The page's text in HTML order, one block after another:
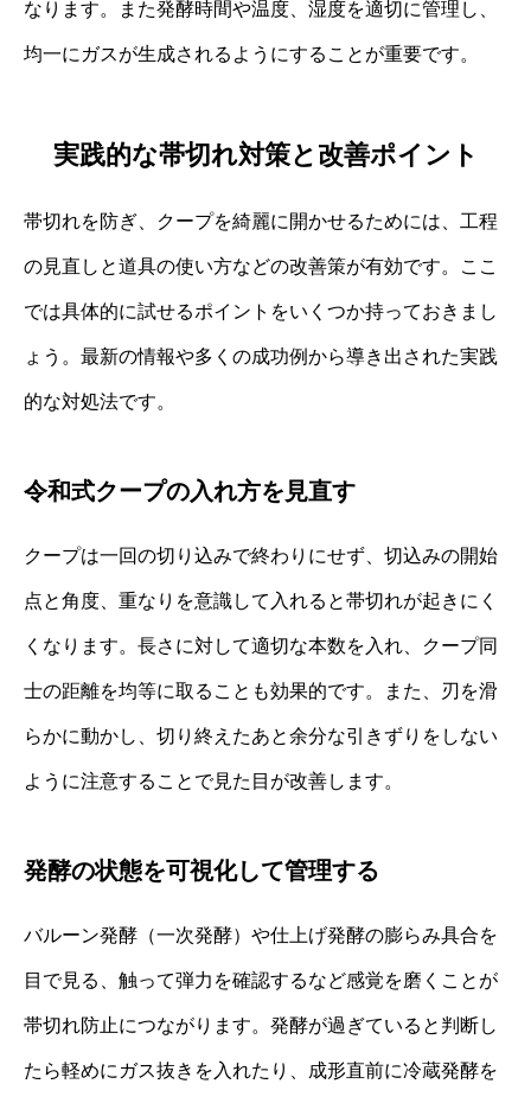
なります。また発酵時間や温度、湿度を適切に管理し、
均一にガスが生成されるようにすることが重要です。
実践的な帯切れ対策と改善ポイント
帯切れを防ぎ、クープを綺麗に開かせるためには、工程
の見直しと道具の使い方などの改善策が有効です。ここ
では具体的に試せるポイントをいくつか持っておきまし
ょう。最新の情報や多くの成功例から導き出された実践
的な対処法です。
令和式クープの入れ方を見直す
クープは一回の切り込みで終わりにせず、切込みの開始
点と角度、重なりを意識して入れると帯切れが起きにく
くなります。長さに対して適切な本数を入れ、クープ同
士の距離を均等に取ることも効果的です。また、刃を滑
らかに動かし、切り終えたあと余分な引きずりをしない
ように注意することで見た目が改善します。
発酵の状態を可視化して管理する
バルーン発酵（一次発酵）や仕上げ発酵の膨らみ具合を
目で見る、触って弾力を確認するなど感覚を磨くことが
帯切れ防止につながります。発酵が過ぎていると判断し
たら軽めにガス抜きを入れたり、成形直前に冷蔵発酵を